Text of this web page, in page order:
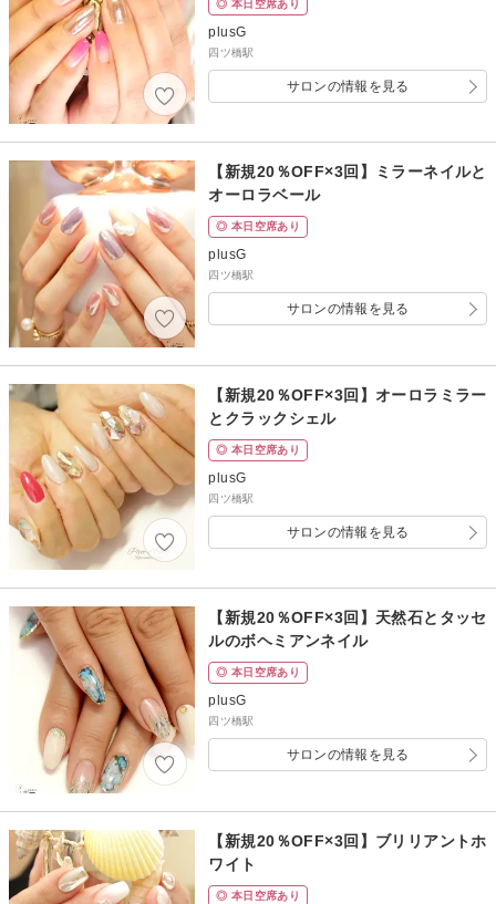
◎ 本日空席あり
plusG
四ツ橋駅
サロンの情報を見る
【新規20％OFF×3回】ミラーネイルと
オーロラベール
◎ 本日空席あり
plusG
四ツ橋駅
サロンの情報を見る
【新規20％OFF×3回】オーロラミラー
とクラックシェル
◎ 本日空席あり
plusG
四ツ橋駅
サロンの情報を見る
【新規20％OFF×3回】天然石とタッセ
ルのボヘミアンネイル
◎ 本日空席あり
plusG
四ツ橋駅
サロンの情報を見る
【新規20％OFF×3回】ブリリアントホ
ワイト
◎ 本日空席あり